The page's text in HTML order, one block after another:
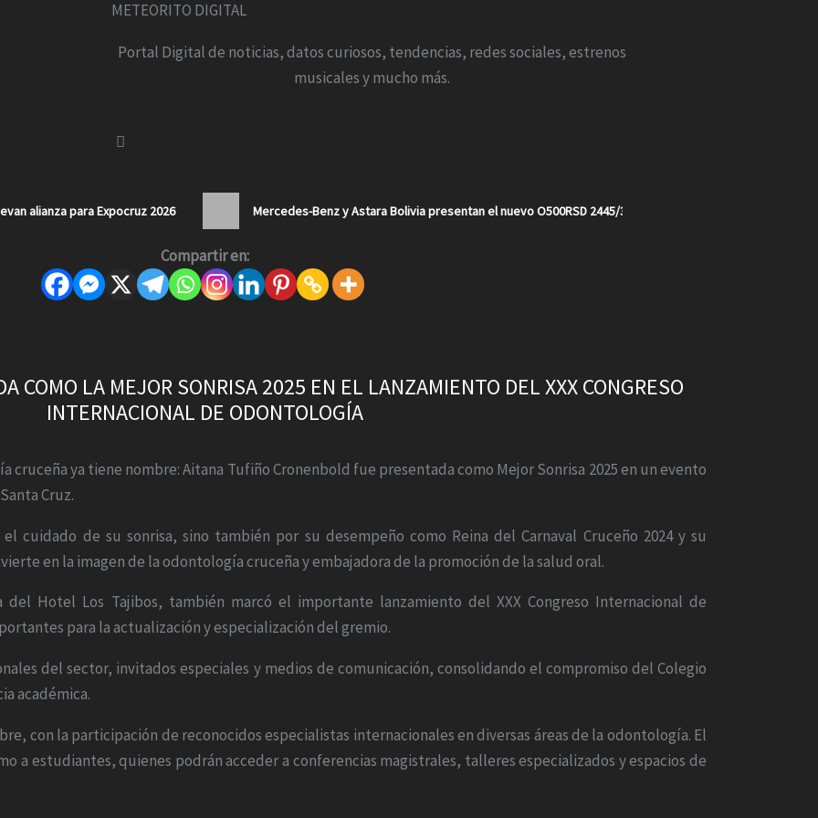
METEORITO DIGITAL
Portal Digital de noticias, datos curiosos, tendencias, redes sociales, estrenos
musicales y mucho más.
alianza para Expocruz 2026 Mercedes-Benz y Astara Bolivia presentan el nuevo O500RSD 2445/30 en un año récord para la marca
Compartir en:
COMO LA MEJOR SONRISA 2025 EN EL LANZAMIENTO DEL XXX CONGRESO
INTERNACIONAL DE ODONTOLOGÍA
cruceña ya tiene nombre: Aitana Tufiño Cronenbold fue presentada como Mejor Sonrisa 2025 en un evento
Cruz.
cuidado de su sonrisa, sino también por su desempeño como Reina del Carnaval Cruceño 2024 y su
en la imagen de la odontología cruceña y embajadora de la promoción de la salud oral.
del Hotel Los Tajibos, también marcó el importante lanzamiento del XXX Congreso Internacional de
para la actualización y especialización del gremio.
del sector, invitados especiales y medios de comunicación, consolidando el compromiso del Colegio
académica.
con la participación de reconocidos especialistas internacionales en diversas áreas de la odontología. El
a estudiantes, quienes podrán acceder a conferencias magistrales, talleres especializados y espacios de